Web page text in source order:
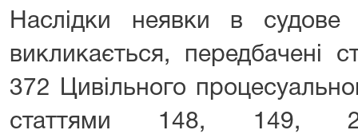
Наслідки неявки в судове
викликається, передбачені
372 Цивільного
статтями 148, 149,